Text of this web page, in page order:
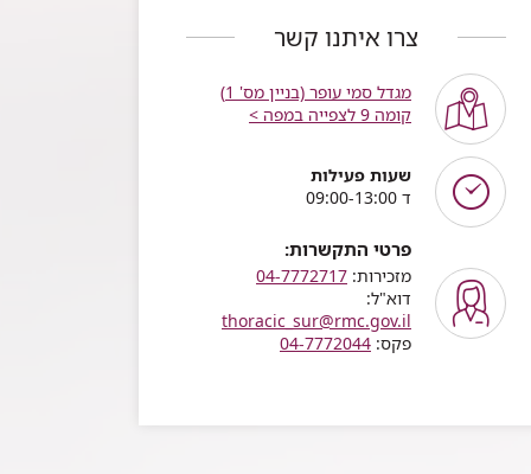
צרו איתנו קשר
מגדל סמי עופר (בניין מס' 1)
קומה 9 לצפייה במפה >
שעות פעילות
ד 09:00-13:00
פרטי התקשרות:
מזכירות: 04-7772717
דוא"ל:
thoracic_sur@rmc.gov.il
פקס: 04-7772044